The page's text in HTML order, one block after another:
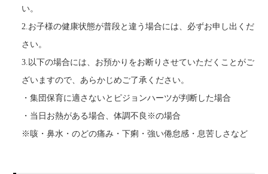
い。
2.お子様の健康状態が普段と違う場合には、必ずお申し出くだ
さい。
3.以下の場合には、お預かりをお断りさせていただくことがご
ざいますので、あらかじめご了承ください。
・集団保育に適さないとピジョンハーツが判断した場合
・当日お熱がある場合、体調不良※の場合
※咳・鼻水・のどの痛み・下痢・強い倦怠感・息苦しさなど